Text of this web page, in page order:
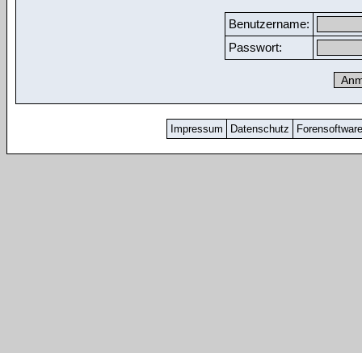
Benutzername:
Passwort:
Impressum Datenschutz